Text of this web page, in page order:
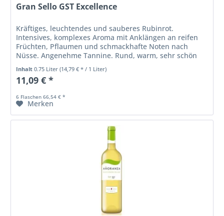
Gran Sello GST Excellence
Kräftiges, leuchtendes und sauberes Rubinrot.
Intensives, komplexes Aroma mit Anklängen an reifen
Früchten, Pflaumen und schmackhafte Noten nach
Nüsse. Angenehme Tannine. Rund, warm, sehr schön
ausgewogen, mit nachhaltigem Abgang.
Inhalt0.75 Liter(14,79 € * / 1 Liter)
11,09 € *
6 Flaschen 66,54 € *
Merken